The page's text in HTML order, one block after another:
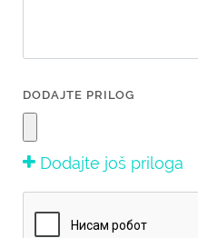
DODAJTE PRILOG
Dodajte još priloga